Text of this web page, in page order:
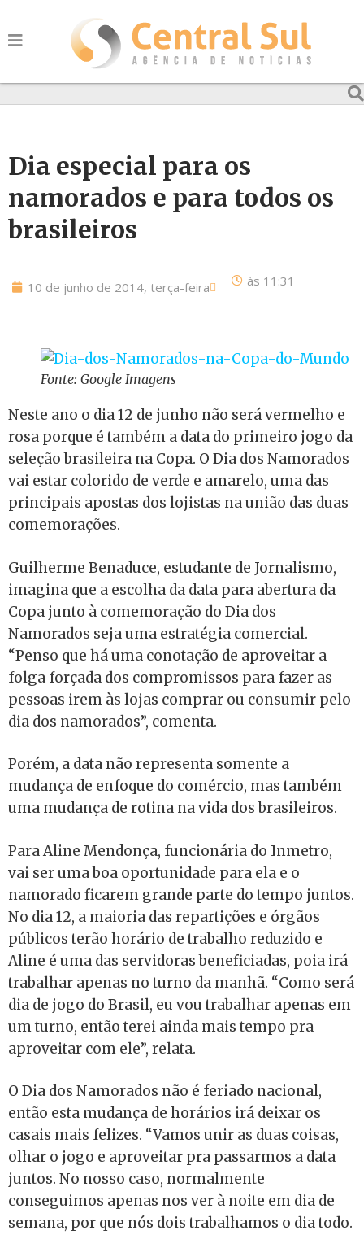
Dia especial para os
namorados e para todos os
brasileiros
10 de junho de 2014, terça-feira às 11:31
Fonte: Google Imagens
Neste ano o dia 12 de junho não será vermelho e
rosa porque é também a data do primeiro jogo da
seleção brasileira na Copa. O Dia dos Namorados
vai estar colorido de verde e amarelo, uma das
principais apostas dos lojistas na união das duas
comemorações.
Guilherme Benaduce, estudante de Jornalismo,
imagina que a escolha da data para abertura da
Copa junto à comemoração do Dia dos
Namorados seja uma estratégia comercial.
“Penso que há uma conotação de aproveitar a
folga forçada dos compromissos para fazer as
pessoas irem às lojas comprar ou consumir pelo
dia dos namorados”, comenta.
Porém, a data não representa somente a
mudança de enfoque do comércio, mas também
uma mudança de rotina na vida dos brasileiros.
Para Aline Mendonça, funcionária do Inmetro,
vai ser uma boa oportunidade para ela e o
namorado ficarem grande parte do tempo juntos.
No dia 12, a maioria das repartições e órgãos
públicos terão horário de trabalho reduzido e
Aline é uma das servidoras beneficiadas, poia irá
trabalhar apenas no turno da manhã. “Como será
dia de jogo do Brasil, eu vou trabalhar apenas em
um turno, então terei ainda mais tempo pra
aproveitar com ele”, relata.
O Dia dos Namorados não é feriado nacional,
então esta mudança de horários irá deixar os
casais mais felizes. “Vamos unir as duas coisas,
olhar o jogo e aproveitar pra passarmos a data
juntos. No nosso caso, normalmente
conseguimos apenas nos ver à noite em dia de
semana, por que nós dois trabalhamos o dia todo.